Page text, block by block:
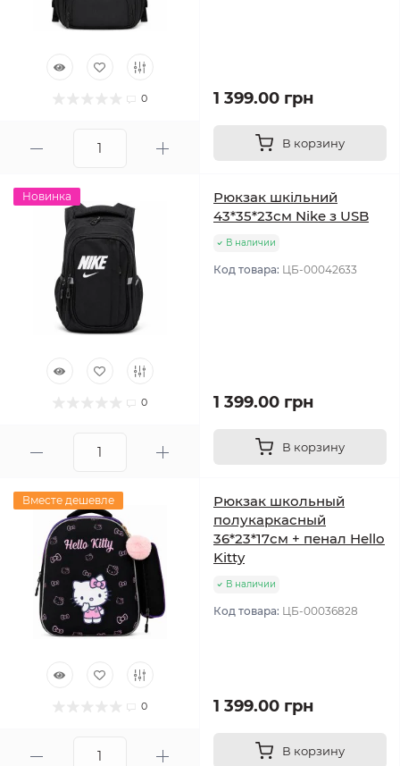
0 1 399.00 грн
В корзину
Новинка
0
Рюкзак шкільний
43*35*23см Nike з USB
В наличии
Код товара: ЦБ-00042633
1 399.00 грн
В корзину
Вместе дешевле
0
Рюкзак школьный
полукаркасный
36*23*17см + пенал Hello
Kitty
В наличии
Код товара: ЦБ-00036828
1 399.00 грн
В корзину